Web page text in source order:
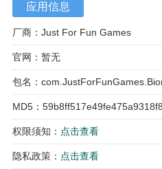
游戏特色
应用信息
厂商：Just For Fun Games
官网：暂无
包名：
MD5：
权限须知： 点击查看
隐私政策： 点击查看